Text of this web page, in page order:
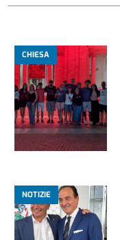
CHIESA
NOTIZIE